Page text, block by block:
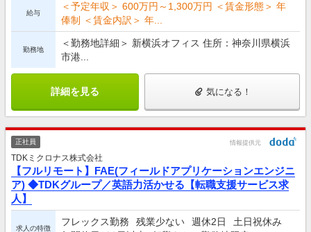
給与
＜予定年収＞ 600万円～1,300万円 ＜賃金形態＞ 年
俸制 ＜賃金内訳＞ 年...
勤務地
＜勤務地詳細＞ 新横浜オフィス 住所：神奈川県横浜
市港...
詳細を見る 気になる！
正社員 情報提供元
TDKミクロナス株式会社
【フルリモート】FAE(フィールドアプリケーションエンジニ
ア) ◆TDKグループ／英語力活かせる【転職支援サービス求
人】
求人の特徴
フレックス勤務 残業少ない 週休2日
土日祝休み